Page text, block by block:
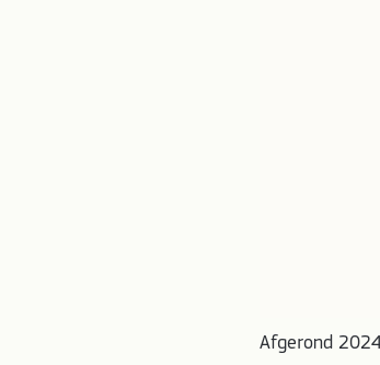
Afgerond